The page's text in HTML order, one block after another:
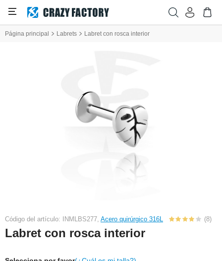
Página principal Labrets Labret con rosca interior
Código del artículo: INMLBS277, Acero quirúrgico 316L (8)
Labret con rosca interior